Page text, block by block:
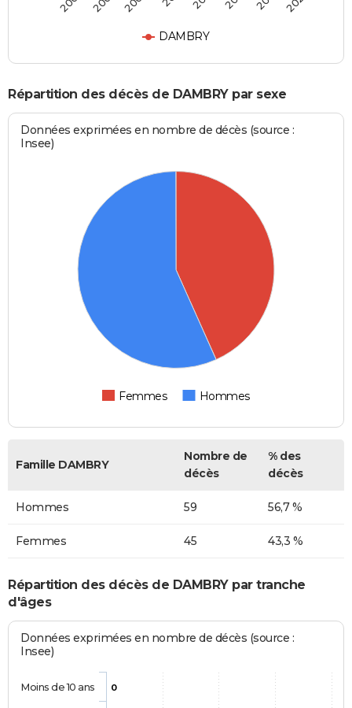
DAMBRY
Répartition des décès de DAMBRY par sexe
Données exprimées en nombre de décès (source :
Insee)
Femmes Hommes
Famille DAMBRY
Nombre de
décès
% des
décès
Hommes 59 56,7 %
Femmes 45 43,3 %
Répartition des décès de DAMBRY par tranche
d'âges
Données exprimées en nombre de décès (source :
Insee)
0
Moins de 10 ans